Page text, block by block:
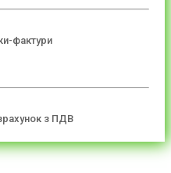
фактури
з ПДВ